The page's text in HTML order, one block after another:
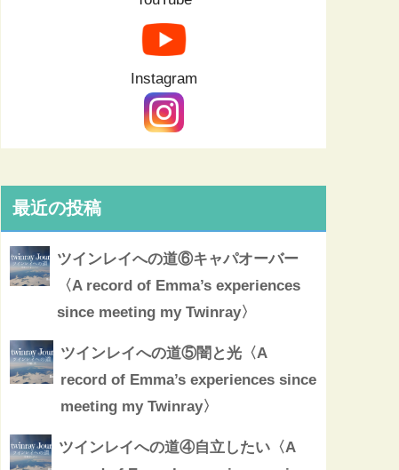
Instagram
最近の投稿
ツインレイへの道⑥キャパオーバー
〈A record of Emma’s experiences
since meeting my Twinray〉
ツインレイへの道⑤闇と光〈A
record of Emma’s experiences since
meeting my Twinray〉
ツインレイへの道④自立したい〈A